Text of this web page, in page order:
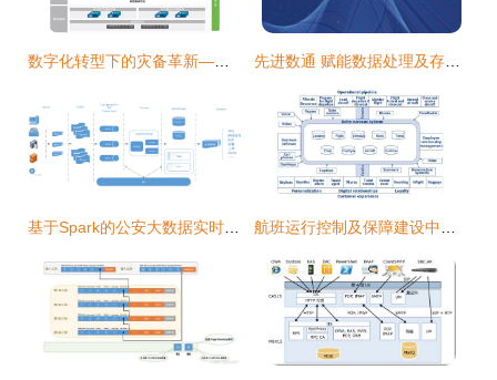
数字化转型下的灾备革新——基于软件定义存储的灾备新范式 先进数通 赋能数据处理及存储服务的创新与实践
基于Spark的公安大数据实时运维技术实践 数据处理与存储服务深度分析 航班运行控制及保障建设中的数据处理与存储服务探讨